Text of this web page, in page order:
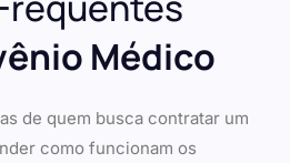
Médico
de quem busca contratar um
como funcionam os